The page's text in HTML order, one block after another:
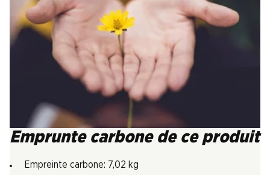
Emprunte carbone de ce produit
Empreinte carbone: 7,02 kg